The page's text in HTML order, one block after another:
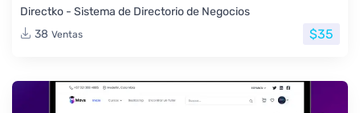
Directko - Sistema de Directorio de Negocios
38 Ventas $35